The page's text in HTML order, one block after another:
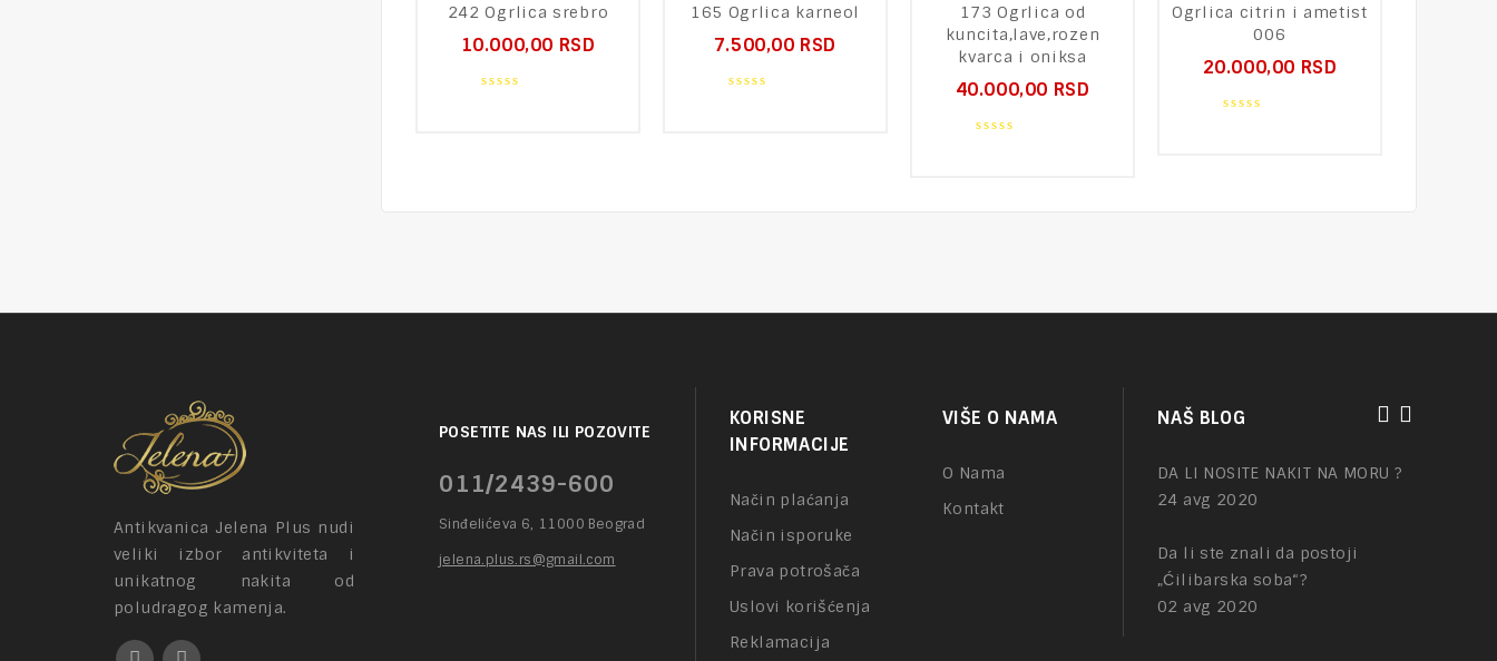
242 Ogrlica srebro
10.000,00 RSD
165 Ogrlica karneol
7.500,00 RSD
173 Ogrlica od
kuncita,lave,rozen
kvarca i oniksa
40.000,00 RSD
Ogrlica citrin i ametist
006
20.000,00 RSD
Antikvanica Jelena Plus nudi
veliki izbor antikviteta i
unikatnog nakita od
poludragog kamenja.
POSETITE NAS ILI POZOVITE
011/2439-600
Sinđelićeva 6, 11000 Beograd
jelena.plus.rs@gmail.com
KORISNE
INFORMACIJE
Način plaćanja
Način isporuke
Prava potrošača
Uslovi korišćenja
Reklamacija
VIŠE O NAMA
O Nama
Kontakt
NAŠ BLOG
01 feb 2021
DA LI NOSITE NAKIT NA MORU ?
24 avg 2020
Da li ste znali da postoji
„Ćilibarska soba“?
02 avg 2020